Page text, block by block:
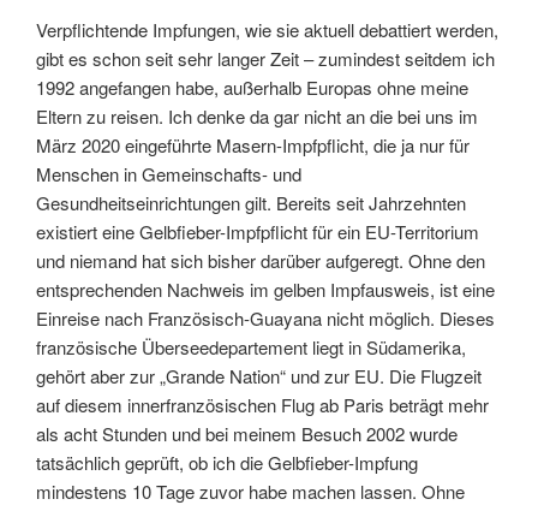
Verpflichtende Impfungen, wie sie aktuell debattiert werden,
gibt es schon seit sehr langer Zeit – zumindest seitdem ich
1992 angefangen habe, außerhalb Europas ohne meine
Eltern zu reisen. Ich denke da gar nicht an die bei uns im
März 2020 eingeführte Masern-Impfpflicht, die ja nur für
Menschen in Gemeinschafts- und
Gesundheitseinrichtungen gilt. Bereits seit Jahrzehnten
existiert eine Gelbfieber-Impfpflicht für ein EU-Territorium
und niemand hat sich bisher darüber aufgeregt. Ohne den
entsprechenden Nachweis im gelben Impfausweis, ist eine
Einreise nach Französisch-Guayana nicht möglich. Dieses
französische Überseedepartement liegt in Südamerika,
gehört aber zur „Grande Nation“ und zur EU. Die Flugzeit
auf diesem innerfranzösischen Flug ab Paris beträgt mehr
als acht Stunden und bei meinem Besuch 2002 wurde
tatsächlich geprüft, ob ich die Gelbfieber-Impfung
mindestens 10 Tage zuvor habe machen lassen. Ohne